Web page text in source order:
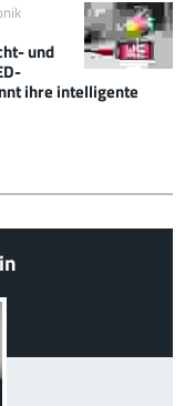
und
ihre intelligente